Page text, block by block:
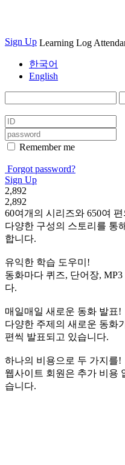
Sign Up Learning Log
한국어
English
Remember me
Forgot password?
Sign Up
2,892
2,892
60여개의 시리즈와 650여
다양한 구성의 스토리를 통
합니다.
유익한 학습 도우미!
동화마다 퀴즈, 단어장,
다.
매일매일 새로운 동화 발표!
다양한 주제의 새로운 동화
편씩 발표되고 있습니다.
하나의 비용으로 두 가지를!
웹사이트 회원은 추가 비용
습니다.